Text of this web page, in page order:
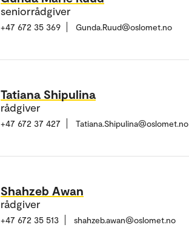
seniorrådgiver
+47 672 35 369 Gunda.Ruud@oslomet.no
Tatiana Shipulina
rådgiver
+47 672 37 427 Tatiana.Shipulina@oslomet.no
Shahzeb Awan
rådgiver
+47 672 35 513 shahzeb.awan@oslomet.no